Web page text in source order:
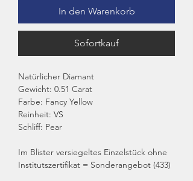
In den Warenkorb
Sofortkauf
Natürlicher Diamant
Gewicht: 0.51 Carat
Farbe: Fancy Yellow
Reinheit: VS
Schliff: Pear
Im Blister versiegeltes Einzelstück ohne
Institutszertifikat = Sonderangebot (433)